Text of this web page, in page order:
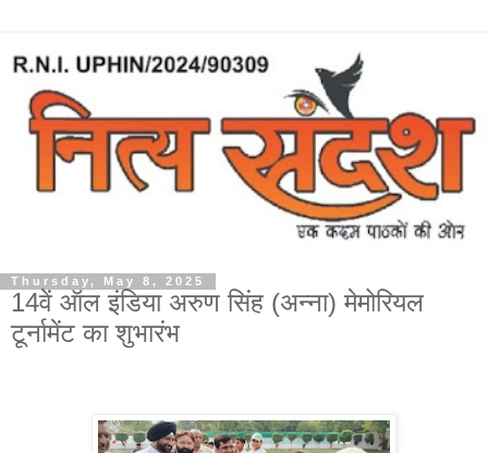
Thursday, May 8, 2025
14वें ऑल इंडिया अरुण सिंह (अन्ना) मेमोरियल
टूर्नामेंट का शुभारंभ